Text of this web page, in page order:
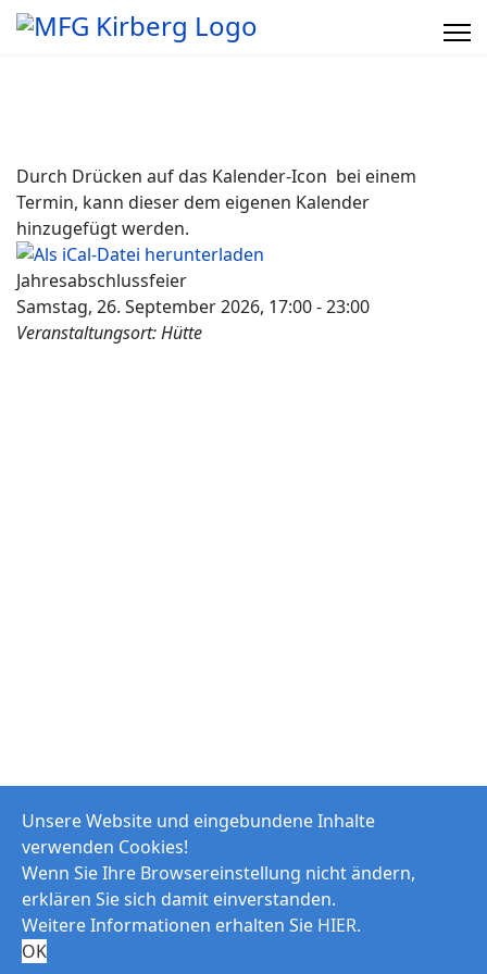
Jahresabschlussfeier
Samstag, 26. September 2026, 17:00 - 23:00
Veranstaltungsort:Hütte
© 2026 Modellfluggruppe Goldener Grund e.V.
Impressum
Unsere Website und eingebundene Inhalte
verwenden Cookies!
Wenn Sie Ihre Browsereinstellung nicht ändern,
erklären Sie sich damit einverstanden.
Weitere Informationen erhalten Sie HIER.
OK